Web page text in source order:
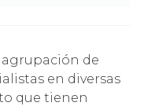
en diversas
que tienen